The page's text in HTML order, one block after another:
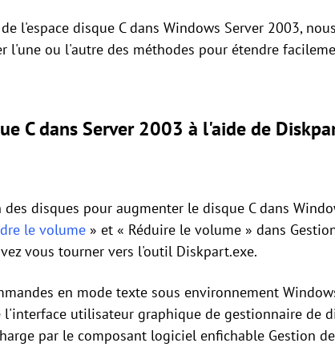
l'espace disque C dans Windows Server 2003,
l'une ou l'autre des méthodes pour étendre
C dans Server 2003 à l'aide de
disques pour augmenter le disque C dans
le volume » et « Réduire le volume » dans
vous tourner vers l'outil Diskpart.exe.
en mode texte sous environnement
utilisateur graphique de gestionnaire de
par le composant logiciel enfichable Gestion